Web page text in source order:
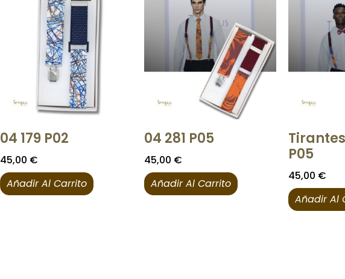
04 179 P02
45,00 €
Añadir Al Carrito
04 281 P05
45,00 €
Añadir Al Carrito
P05
45,00 €
Añadir Al